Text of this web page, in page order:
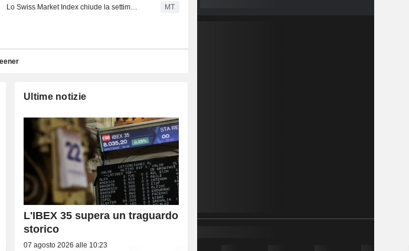
Lo Swiss Market Index chiude la settimana in rosso; in calo le azioni Holcim MT
Ultime notizie
L'IBEX 35 supera un traguardo
storico
07 agosto 2026 alle 10:23